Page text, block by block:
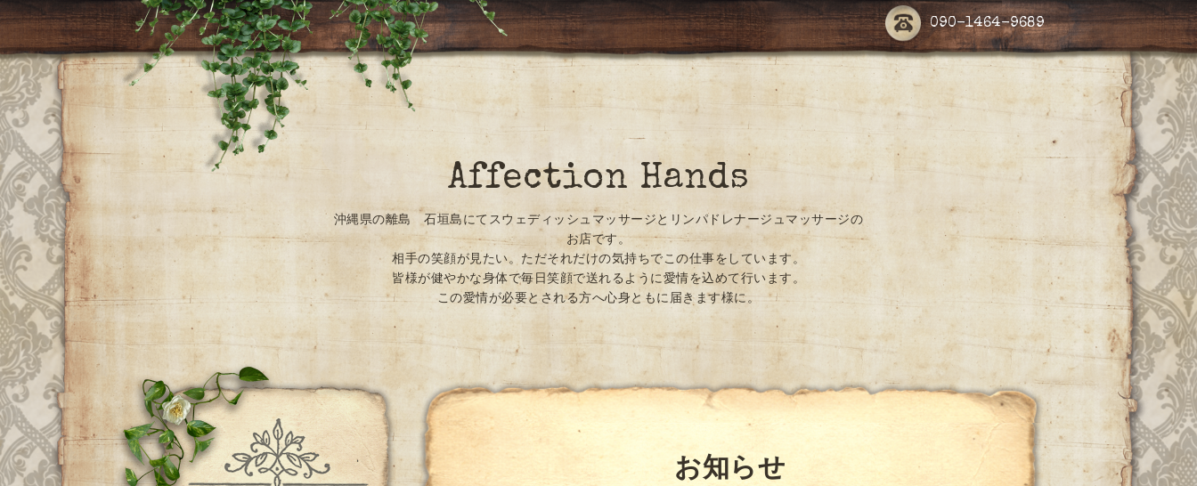
090-1464-9689
Affection Hands
沖縄県の離島 石垣島にてスウェディッシュマッサージとリンパドレナージュマッサージの
お店です。
相手の笑顔が見たい。ただそれだけの気持ちでこの仕事をしています。
皆様が健やかな身体で毎日笑顔で送れるように愛情を込めて行います。
この愛情が必要とされる方へ心身ともに届きます様に。
お知らせ